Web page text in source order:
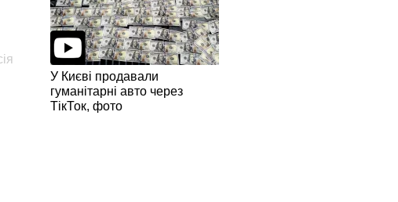
У Києві продавали
гуманітарні авто через
ТікТок, фото